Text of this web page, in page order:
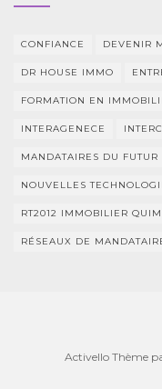
CONFIANCE DEVENIR
DR HOUSE IMMO
FORMATION EN
INTERAGENECE
MANDATAIRES DU FUTUR
NOUVELLES
RT2012 IMMOBILIER
RÉSEAUX DE
Activello Thème